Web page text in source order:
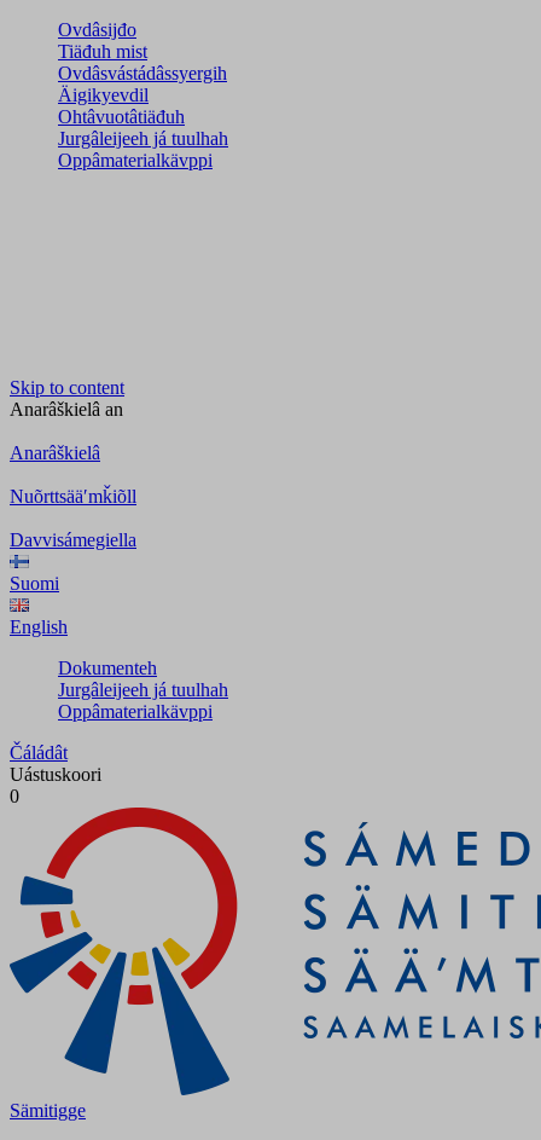
Ovdâsijđo
Tiäđuh mist
Ovdâsvástádâssyergih
Äigikyevdil
Ohtâvuotâtiäđuh
Jurgâleijeeh já tuulhah
Oppâmaterialkävppi
Skip to content
Anarâškielâ an
Anarâškielâ
Nuõrttsääʹmǩiõll
Davvisámegiella
Suomi
English
Dokumenteh
Jurgâleijeeh já tuulhah
Oppâmaterialkävppi
Čáládât
Uástuskoori
0
Sämitigge